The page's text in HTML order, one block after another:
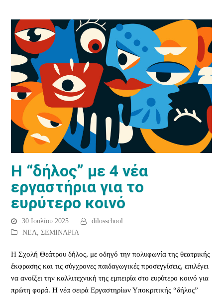
Η “δήλος” με 4 νέα
εργαστήρια για το
ευρύτερο κοινό
30 Ιουλίου 2025
dilosschool
ΝΕΑ ,ΣΕΜΙΝΑΡΙΑ
Η Σχολή Θεάτρου δήλος, με οδηγό την πολυφωνία της θεατρικής
έκφρασης και τις σύγχρονες παιδαγωγικές προσεγγίσεις, επιλέγει
να ανοίξει την καλλιτεχνική της εμπειρία στο ευρύτερο κοινό για
πρώτη φορά. Η νέα σειρά Εργαστηρίων Υποκριτικής “δήλος”